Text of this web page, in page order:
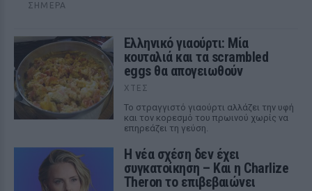
ΣΉΜΕΡΑ
Ελληνικό γιαούρτι: Μία
κουταλιά και τα scrambled
eggs θα απογειωθούν
ΧΤΕΣ
Το στραγγιστό γιαούρτι αλλάζει την υφή
και τον κορεσμό του πρωινού χωρίς να
επηρεάζει τη γεύση.
Η νέα σχέση δεν έχει
συγκατοίκηση – Και η Charlize
Theron το επιβεβαιώνει